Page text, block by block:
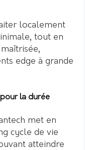
localement
tout en
edge à grande
la durée
met en
cycle de vie
atteindre